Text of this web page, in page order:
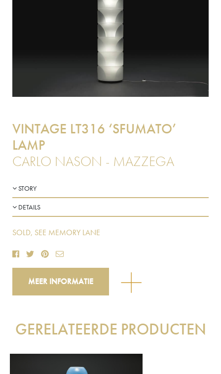
VINTAGE LT316 ‘SFUMATO’
LAMP
CARLO NASON - MAZZEGA
STORY
DETAILS
SOLD, SEE MEMORY LANE
MEER INFORMATIE
GERELATEERDE PRODUCTEN